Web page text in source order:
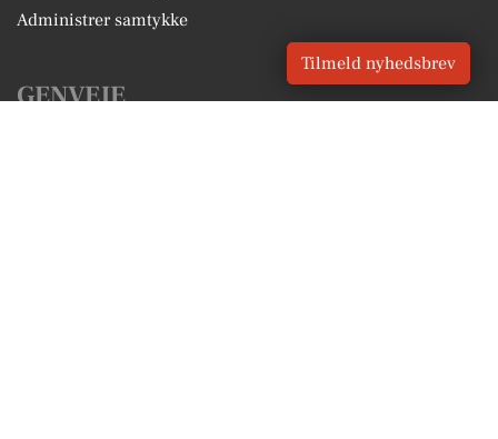
Administrer samtykke
GENVEJE
Tilmeld nyhedsbrev